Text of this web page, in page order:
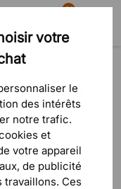
votre
le
des intérêts
notre trafic.
et
votre appareil
de publicité
travaillons. Ces
Recherche
81
Panier
bureau ergonomiques
86 commentaires